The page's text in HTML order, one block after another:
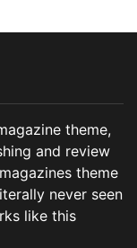
theme,
and review
theme
never seen
like this